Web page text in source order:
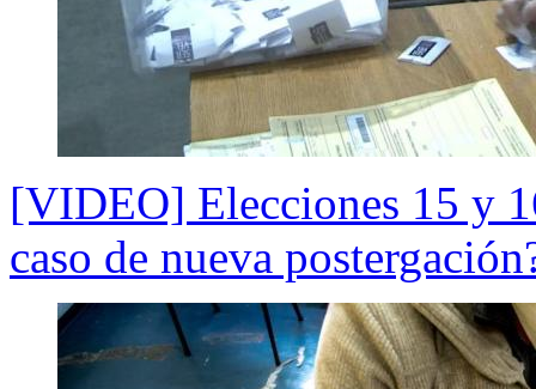
[VIDEO] Elecciones 15 y
caso de nueva